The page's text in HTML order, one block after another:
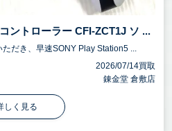
」「Razer」
」「Elgato」「AKRacing」
グブランドは高額査定の対
ROG」「BenQ ZOWIE」な
ントローラー CFI-ZCT1J ソ ...
だき、早速SONY Play Station5 ...
2026/07/14買取
錬金堂 倉敷店
しく見る